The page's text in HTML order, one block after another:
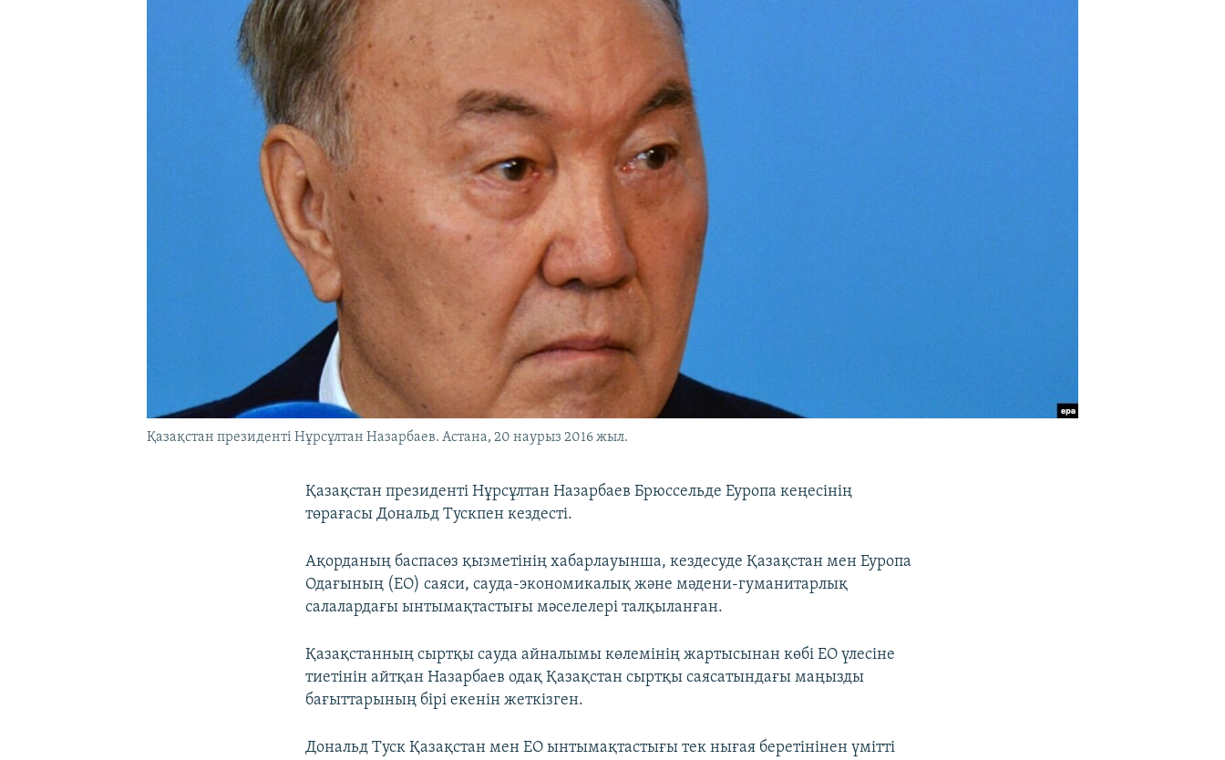
Қазақстан президенті Нұрсұлтан Назарбаев. Астана, 20 наурыз 2016 жыл.
Қазақстан президенті Нұрсұлтан Назарбаев Брюссельде Еуропа кеңесінің
төрағасы Дональд Тускпен кездесті.
Ақорданың баспасөз қызметінің хабарлауынша, кездесуде Қазақстан мен Еуропа
Одағының (ЕО) саяси, сауда-экономикалық және мәдени-гуманитарлық
салалардағы ынтымақтастығы мәселелері талқыланған.
Қазақстанның сыртқы сауда айналымы көлемінің жартысынан көбі ЕО үлесіне
тиетінін айтқан Назарбаев одақ Қазақстан сыртқы саясатындағы маңызды
бағыттарының бірі екенін жеткізген.
Дональд Туск Қазақстан мен ЕО ынтымақтастығы тек нығая беретінінен үмітті